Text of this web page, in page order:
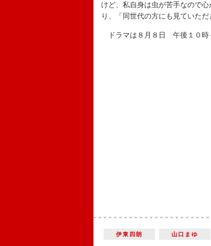
けど、私自身は虫が苦手なので
り、「同世代の方にも見ていた
ドラマは８月８日 午後１０時
伊東四朗 山口まゆ